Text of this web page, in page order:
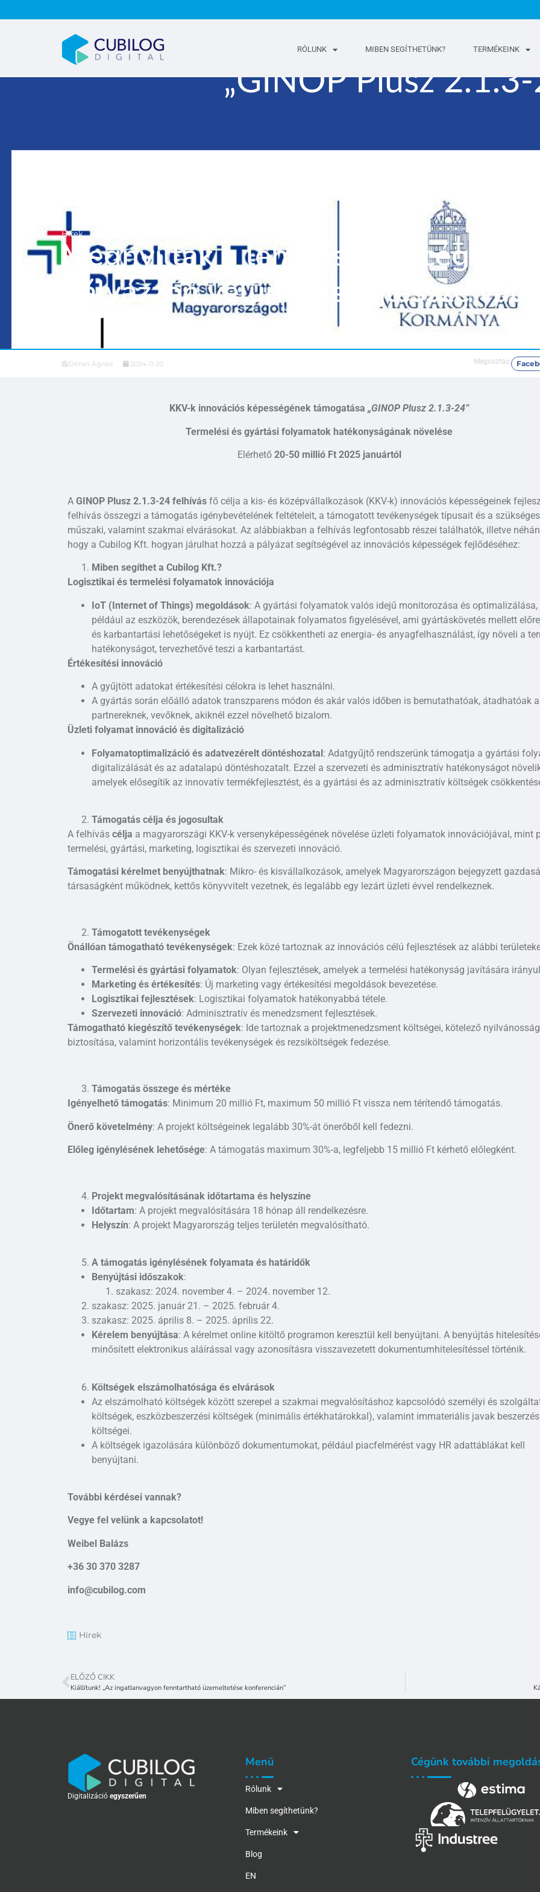
RÓLUNK MIBEN SEGÍTHETÜNK? TERMÉKEINK
Hírek
Megnyíltak a lehetőségek cége
Pályázzon velünk, és fejlessze
Dénes Ágnes 2024-11-20 Megosztás:
KKV-k innovációs képességének támogatása „GINOP Plusz 2.1.3-24”
Termelési és gyártási folyamatok hatékonyságának növelése
Elérhető 20-50 millió Ft 2025 januártól
A GINOP Plusz 2.1.3-24 felhívás fő célja a kis- és középvállalkozások (KKV-k) innovációs képességeinek
felhívás összegzi a támogatás igénybevételének feltételeit, a támogatott tevékenységek típusait és a szükséges
műszaki, valamint szakmai elvárásokat. Az alábbiakban a felhívás legfontosabb részei találhatók, illetve
hogy a Cubilog Kft. hogyan járulhat hozzá a pályázat segítségével az innovációs képességek fejlődéséhez:
Miben segíthet a Cubilog Kft.?
Logisztikai és termelési folyamatok innovációja
IoT (Internet of Things) megoldások: A gyártási folyamatok valós idejű monitorozása és optimalizálása,
például az eszközök, berendezések állapotainak folyamatos figyelésével, ami gyártáskövetés mellett
és karbantartási lehetőségeket is nyújt. Ez csökkentheti az energia- és anyagfelhasználást, így növeli a
hatékonyságot, tervezhetővé teszi a karbantartást.
Értékesítési innováció
A gyűjtött adatokat értékesítési célokra is lehet használni.
A gyártás során előálló adatok transzparens módon és akár valós időben is bemutathatóak, átadhatóak a
partnereknek, vevőknek, akiknél ezzel növelhető bizalom.
Üzleti folyamat innováció és digitalizáció
Folyamatoptimalizáció és adatvezérelt döntéshozatal: Adatgyűjtő rendszerünk támogatja a gyártási
digitalizálását és az adatalapú döntéshozatalt. Ezzel a szervezeti és adminisztratív hatékonyságot
amelyek elősegítik az innovatív termékfejlesztést, és a gyártási és az adminisztratív költségek
Támogatás célja és jogosultak
A felhívás célja a magyarországi KKV-k versenyképességének növelése üzleti folyamatok innovációjával, mint
termelési, gyártási, marketing, logisztikai és szervezeti innováció.
Támogatási kérelmet benyújthatnak: Mikro- és kisvállalkozások, amelyek Magyarországon bejegyzett
társaságként működnek, kettős könyvvitelt vezetnek, és legalább egy lezárt üzleti évvel rendelkeznek.
Támogatott tevékenységek
Önállóan támogatható tevékenységek: Ezek közé tartoznak az innovációs célú fejlesztések az alábbi
Termelési és gyártási folyamatok: Olyan fejlesztések, amelyek a termelési hatékonyság javítására
Marketing és értékesítés: Új marketing vagy értékesítési megoldások bevezetése.
Logisztikai fejlesztések: Logisztikai folyamatok hatékonyabbá tétele.
Szervezeti innováció: Adminisztratív és menedzsment fejlesztések.
Támogatható kiegészítő tevékenységek: Ide tartoznak a projektmenedzsment költségei, kötelező nyilvánosság
biztosítása, valamint horizontális tevékenységek és rezsiköltségek fedezése​.
Támogatás összege és mértéke
Igényelhető támogatás: Minimum 20 millió Ft, maximum 50 millió Ft vissza nem térítendő támogatás.
Önerő követelmény: A projekt költségeinek legalább 30%-át önerőből kell fedezni.
Előleg igénylésének lehetősége: A támogatás maximum 30%-a, legfeljebb 15 millió Ft kérhető előlegként.
Projekt megvalósításának időtartama és helyszíne
Időtartam: A projekt megvalósítására 18 hónap áll rendelkezésre.
Helyszín: A projekt Magyarország teljes területén megvalósítható.
A támogatás igénylésének folyamata és határidők
Benyújtási időszakok:
szakasz: 2024. november 4. – 2024. november 12.
szakasz: 2025. január 21. – 2025. február 4.
szakasz: 2025. április 8. – 2025. április 22.
Kérelem benyújtása: A kérelmet online kitöltő programon keresztül kell benyújtani. A benyújtás
minősített elektronikus aláírással vagy azonosításra visszavezetett dokumentumhitelesítéssel történik​.
Költségek elszámolhatósága és elvárások
Az elszámolható költségek között szerepel a szakmai megvalósításhoz kapcsolódó személyi és
költségek, eszközbeszerzési költségek (minimális értékhatárokkal), valamint immateriális javak
költségei.
A költségek igazolására különböző dokumentumokat, például piacfelmérést vagy HR adattáblákat kell
benyújtani​.
További kérdései vannak?
Vegye fel velünk a kapcsolatot!
Weibel Balázs
+36 30 370 3287
info@cubilog.com
Hírek
ELŐZŐ CIKK
Kiállítunk! „Az ingatlanvagyon fenntartható üzemeltetése konferencián”
Digitalizáció egyszerűen
Menü
Rólunk
Miben segíthetünk?
Termékeink
Blog
EN
Cégünk további